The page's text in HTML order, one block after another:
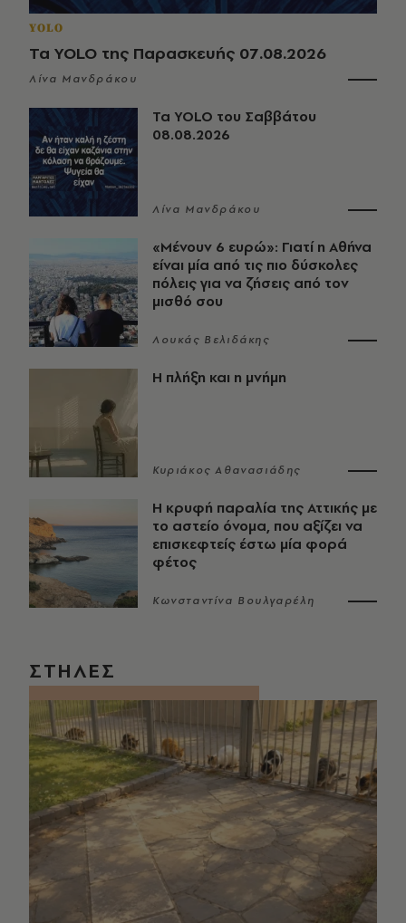
YOLO
Τα YOLO της Παρασκευής 07.08.2026
Λίνα Μανδράκου
Τα YOLO του Σαββάτου
08.08.2026
Λίνα Μανδράκου
«Μένουν 6 ευρώ»: Γιατί η Αθήνα
είναι μία από τις πιο δύσκολες
πόλεις για να ζήσεις από τον
μισθό σου
Λουκάς Βελιδάκης
Η πλήξη και η μνήμη
Κυριάκος Αθανασιάδης
Η κρυφή παραλία της Αττικής με
το αστείο όνομα, που αξίζει να
επισκεφτείς έστω μία φορά
φέτος
Κωνσταντίνα Βουλγαρέλη
ΣΤΗΛΕΣ